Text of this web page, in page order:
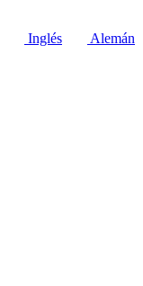
Inglés
Alemán